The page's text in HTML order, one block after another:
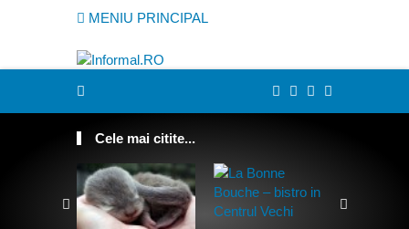
MENIU PRINCIPAL
Cele mai citite...